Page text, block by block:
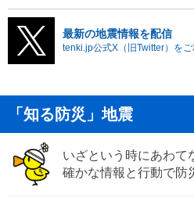
最新の地震情報を配信
tenki.jp公式X（旧Twitter）をご
「知る防災」地震
いざという時にあわて
確かな情報と行動で防